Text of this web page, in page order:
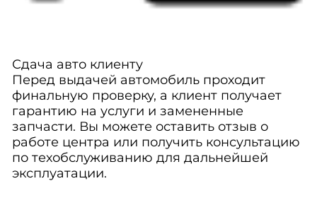
Сдача авто клиенту
Перед выдачей автомобиль проходит
финальную проверку, а клиент получает
гарантию на услуги и замененные
запчасти. Вы можете оставить отзыв о
работе центра или получить консультацию
по техобслуживанию для дальнейшей
эксплуатации.